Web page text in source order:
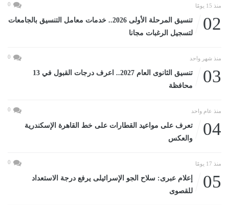
منذ 15 يومًا 0
02
تنسيق المرحلة الأولى 2026.. خدمات معامل التنسيق بالجامعات
لتسجيل الرغبات مجانا
منذ شهر واحد 0
03
تنسيق الثانوى العام 2027.. اعرف درجات القبول في 13
محافظة
منذ عام واحد 0
04
تعرف على مواعيد القطارات على خط القاهرة الإسكندرية
والعكس
منذ 17 يومًا 0
05
إعلام عبرى: سلاح الجو الإسرائيلى يرفع درجة الاستعداد
للقصوى